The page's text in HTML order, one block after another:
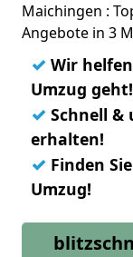
Maichingen :
Angebote in 3
✓ Wir
Umzug geht!
✓ Schnell &
erhalten!
✓ Finden
Umzug!